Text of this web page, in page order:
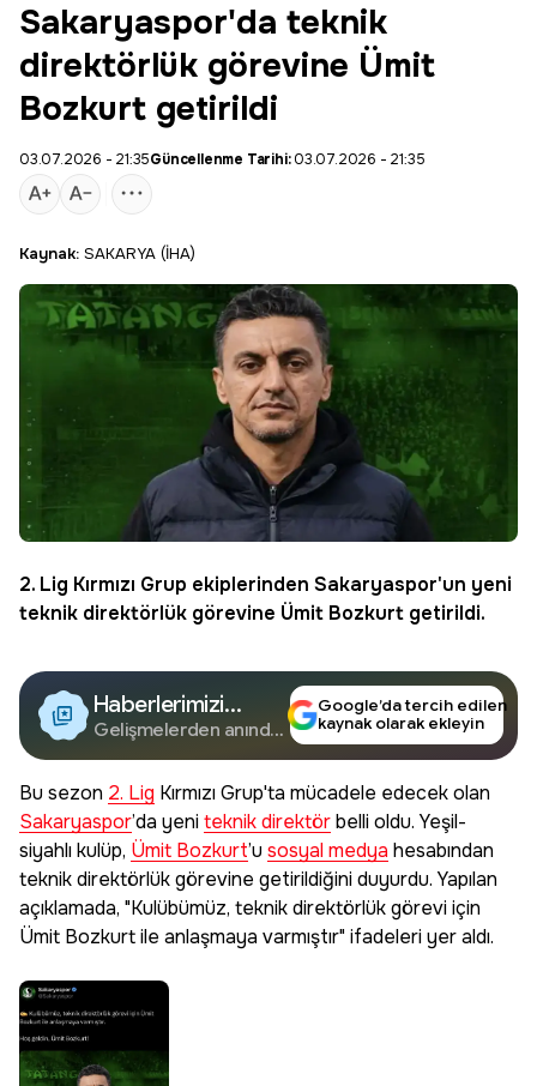
Sakaryaspor'da teknik
direktörlük görevine Ümit
Bozkurt getirildi
03.07.2026 - 21:35Güncellenme Tarihi:03.07.2026 - 21:35
Kaynak: SAKARYA (İHA)
2. Lig Kırmızı Grup ekiplerinden Sakaryaspor'un yeni
teknik direktörlük görevine Ümit Bozkurt getirildi.
Haberlerimizi
Google'da Takip
Edin
Gelişmelerden anında
Google’da tercih edilen
kaynak olarak ekleyin
Bu sezon 2. Lig Kırmızı Grup'ta mücadele edecek olan
Sakaryaspor’da yeniteknik direktörbelli oldu. Yeşil-
siyahlı kulüp, Ümit Bozkurt’u sosyal medya hesabından
teknik direktörlük görevine getirildiğini duyurdu. Yapılan
açıklamada, "Kulübümüz, teknik direktörlük görevi için
Ümit Bozkurt ile anlaşmaya varmıştır" ifadeleri yer aldı.